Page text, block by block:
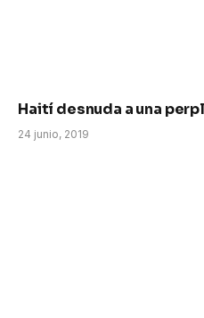
Haití desnuda a una
24 junio, 2019